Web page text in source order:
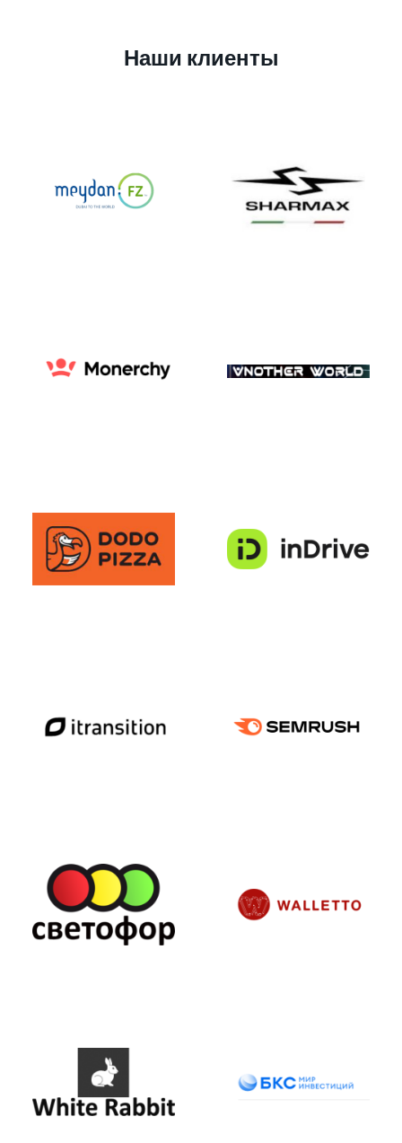
Наши клиенты